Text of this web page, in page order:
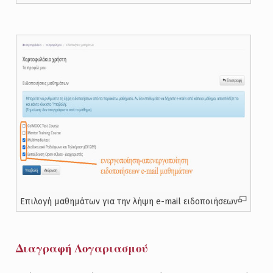
Επιλογή μαθημάτων για την λήψη e-mail ειδοποιήσεων
Διαγραφή Λογαριασμού